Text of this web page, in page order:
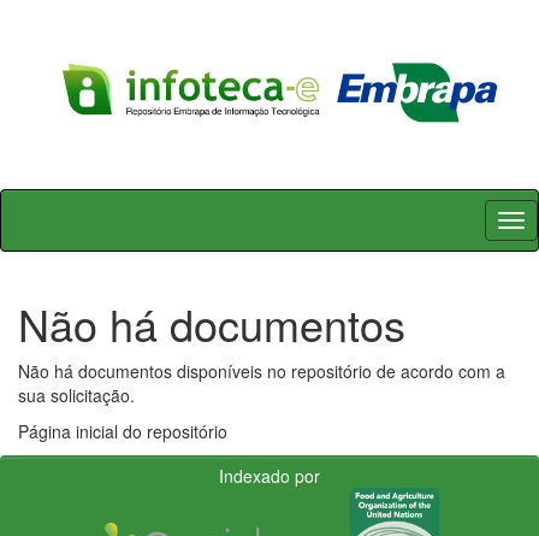
Skip
Não há documentos
Não há documentos disponíveis no repositório de acordo com a
sua solicitação.
Página inicial do repositório
Indexado por